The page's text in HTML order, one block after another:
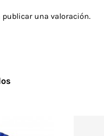
una valoración.